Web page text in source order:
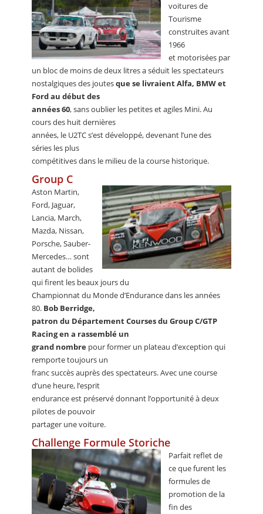
voitures de
Tourisme
construites avant
1966
et motorisées par
un bloc de moins de deux litres a séduit les spectateurs
nostalgiques des joutesque se livraient Alfa, BMW et
Ford au début des
années 60, sans oublier les petites et agiles Mini. Au
cours des huit dernières
années, le U2TC s’est développé, devenant l’une des
séries les plus
compétitives dans le milieu de la course historique.
Group C
Aston Martin,
Ford, Jaguar,
Lancia, March,
Mazda, Nissan,
Porsche, Sauber-
Mercedes… sont
autant de bolides
qui firent les beaux jours du
Championnat du Monde d’Endurance dans les années
80. Bob Berridge,
patron du Département Courses du Group C/GTP
Racing en a rassemblé un
grand nombre pour former un plateau d’exception qui
remporte toujours un
franc succès auprès des spectateurs. Avec une course
d’une heure, l’esprit
endurance est préservé donnant l’opportunité à deux
pilotes de pouvoir
partager une voiture.
Challenge Formule Storiche
Parfait reflet de
ce que furent les
formules de
promotion de la
fin des